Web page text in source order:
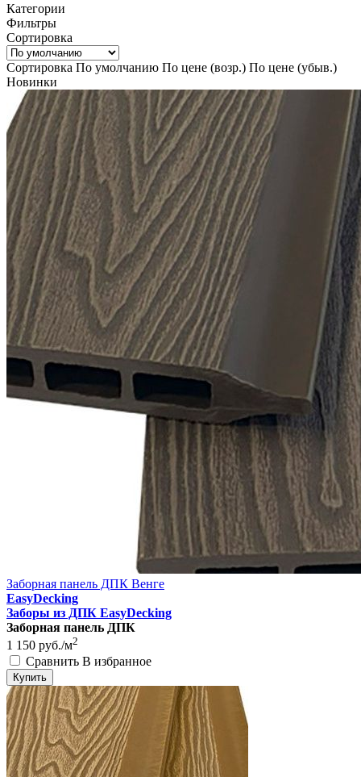
Категории
Фильтры
Сортировка
Сортировка По умолчанию По цене (возр.) По цене (убыв.)
Новинки
Заборная панель ДПК Венге
EasyDecking
Заборы из ДПК EasyDecking
Заборная панель ДПК
1 150 руб./м2
Сравнить В избранное
Купить